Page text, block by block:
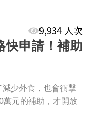
9,934 人次
快申請！補助
少外食，也會衝擊
萬元的補助，才開放